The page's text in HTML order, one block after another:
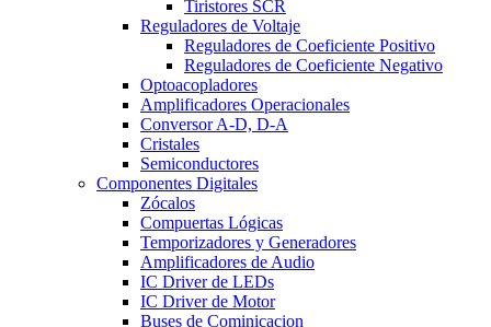
Tiristores SCR
Reguladores de Voltaje
Reguladores de Coeficiente Positivo
Reguladores de Coeficiente Negativo
Optoacopladores
Amplificadores Operacionales
Conversor A-D, D-A
Cristales
Semiconductores
Componentes Digitales
Zócalos
Compuertas Lógicas
Temporizadores y Generadores
Amplificadores de Audio
IC Driver de LEDs
IC Driver de Motor
Buses de Cominicacion